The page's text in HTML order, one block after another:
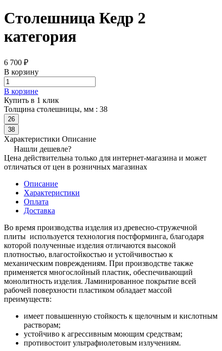
Столешница Кедр 2
категория
6 700 ₽
В корзину
В корзине
Купить в 1 клик
Толщина столешницы, мм : 38
26
38
Характеристики Описание
Нашли дешевле?
Цена действительна только для интернет-магазина и может
отличаться от цен в розничных магазинах
Описание
Характеристики
Оплата
Доставка
Во время производства изделия из древесно-стружечной
плиты используется технология постформинга, благодаря
которой полученные изделия отличаются высокой
плотностью, влагостойкостью и устойчивостью к
механическим повреждениям. При производстве также
применяется многослойный пластик, обеспечивающий
монолитность изделия. Ламинированное покрытие всей
рабочей поверхности пластиком обладает массой
преимуществ:
имеет повышенную стойкость к щелочным и кислотным
растворам;
устойчиво к агрессивным моющим средствам;
противостоит ультрафиолетовым излучениям.